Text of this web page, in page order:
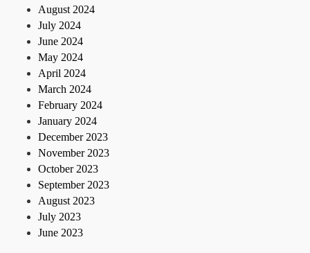
August 2024
July 2024
June 2024
May 2024
April 2024
March 2024
February 2024
January 2024
December 2023
November 2023
October 2023
September 2023
August 2023
July 2023
June 2023